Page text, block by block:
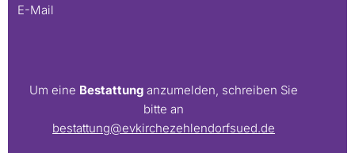
E-Mail
Um eine Bestattung anzumelden, schreiben Sie
bitte an
bestattung@evkirchezehlendorfsued.de